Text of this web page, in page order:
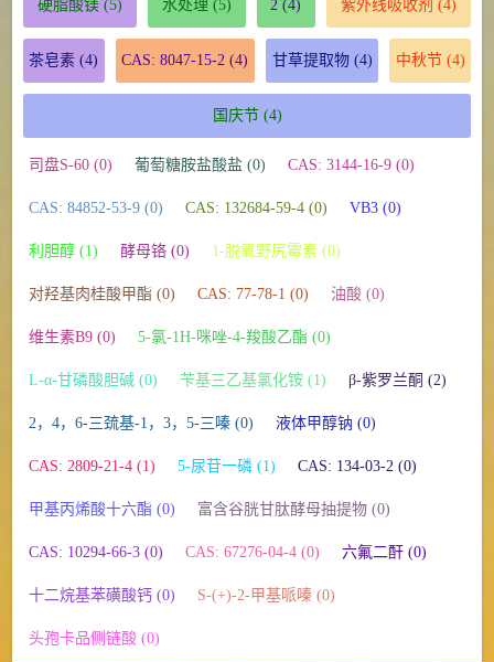
硬脂酸镁(5) 水处理 (5) 2 (4) 紫外线吸收剂 (4)
茶皂素 (4) CAS: 8047-15-2 (4) 甘草提取物(4) 中秋节(4)
国庆节(4)
司盘S-60 (0) 葡萄糖胺盐酸盐 (0) CAS: 3144-16-9 (0)
CAS: 84852-53-9 (0) CAS: 132684-59-4 (0) VB3 (0)
利胆醇 (1) 酵母铬 (0) 1-脱氧野尻霉素 (0)
对羟基肉桂酸甲酯 (0) CAS: 77-78-1 (0) 油酸 (0)
维生素B9 (0) 5-氯-1H-咪唑-4-羧酸乙酯 (0)
L-α-甘磷酸胆碱 (0) 苄基三乙基氯化铵 (1) β-紫罗兰酮 (2)
2，4，6-三巯基-1，3，5-三嗪 (0) 液体甲醇钠 (0)
CAS: 2809-21-4 (1) 5-尿苷一磷 (1) CAS: 134-03-2 (0)
甲基丙烯酸十六酯 (0) 富含谷胱甘肽酵母抽提物 (0)
CAS: 10294-66-3 (0) CAS: 67276-04-4 (0) 六氟二酐 (0)
十二烷基苯磺酸钙 (0) S-(+)-2-甲基哌嗪 (0)
头孢卡品侧链酸 (0)